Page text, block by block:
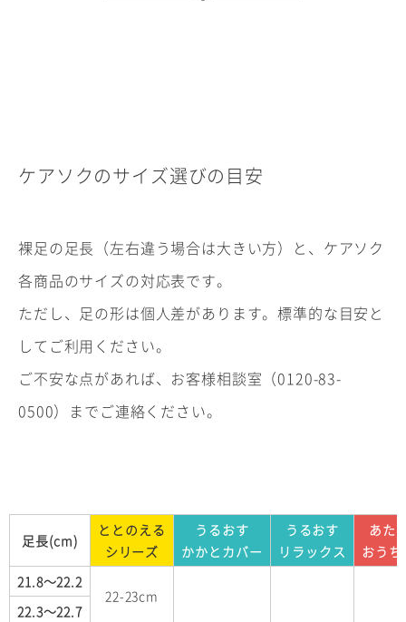
ケアソクのサイズ選びの目安
裸足の足長（左右違う場合は大きい方）と、ケアソク
各商品のサイズの対応表です。
ただし、足の形は個人差があります。標準的な目安と
してご利用ください。
ご不安な点があれば、お客様相談室（0120-83-
0500）までご連絡ください。
足長(cm)
ととのえる
シリーズ
うるおす
かかとカバー
うるおす
リラックス
あた
おう
21.8～22.2
22-23cm
22.3～22.7